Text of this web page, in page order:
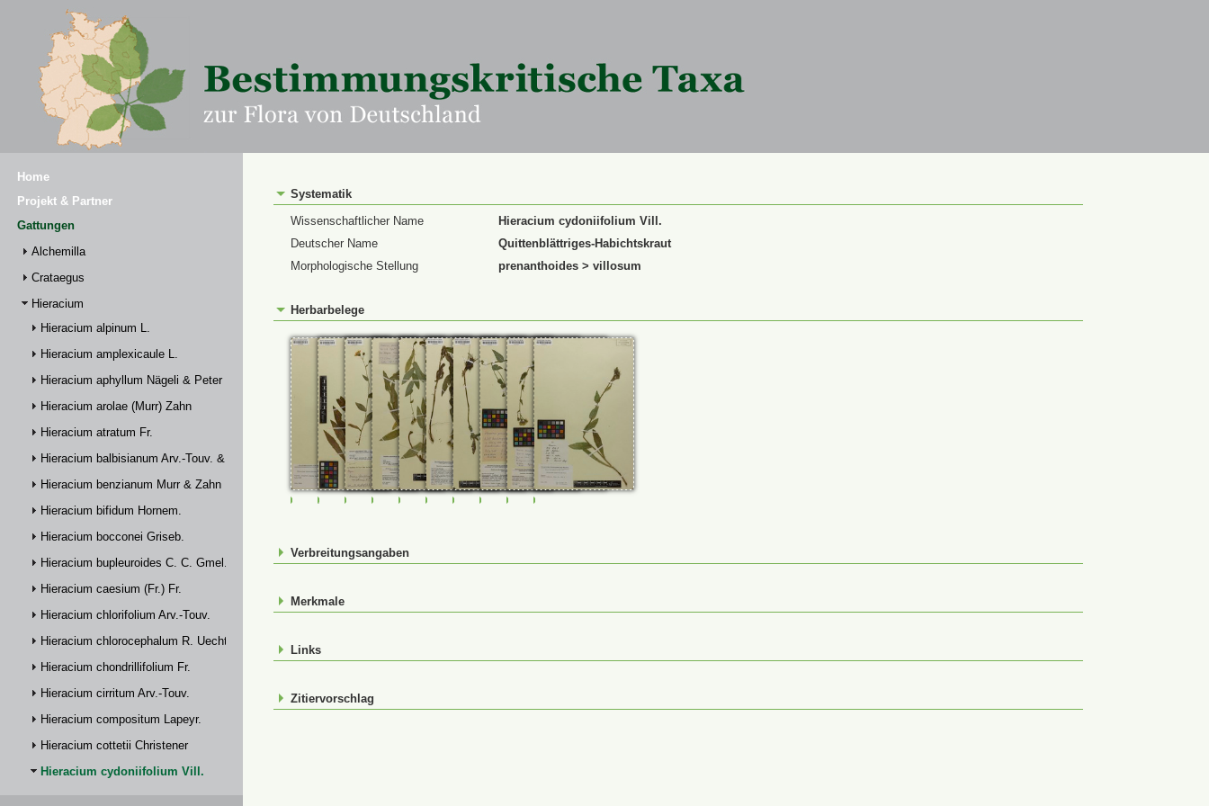
Home
Projekt & Partner
Gattungen
Alchemilla
Crataegus
Hieracium
Hieracium alpinum L.
Hieracium amplexicaule L.
Hieracium aphyllum Nägeli & Peter
Hieracium arolae (Murr) Zahn
Hieracium atratum Fr.
Hieracium balbisianum Arv.-Touv. & Briq.
Hieracium benzianum Murr & Zahn
Hieracium bifidum Hornem.
Hieracium bocconei Griseb.
Hieracium bupleuroides C. C. Gmel.
Hieracium caesium (Fr.) Fr.
Hieracium chlorifolium Arv.-Touv.
Hieracium chlorocephalum R. Uechtr.
Hieracium chondrillifolium Fr.
Hieracium cirritum Arv.-Touv.
Hieracium compositum Lapeyr.
Hieracium cottetii Christener
Hieracium cydoniifolium Vill.
Systematik
Wissenschaftlicher Name
Hieracium cydoniifolium Vill.
Deutscher Name
Quittenblättriges-Habichtskraut
Morphologische Stellung
prenanthoides > villosum
Herbarbelege
M-0232823M-0232824M-0232825M-0232826M-0232827M-0232828M-0232829M-0232830M-0232831
Verbreitungsangaben
Merkmale
Links
Zitiervorschlag